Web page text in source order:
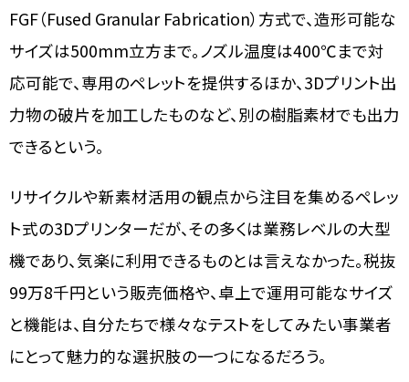
FGF（Fused Granular Fabrication）方式で、造形可能な
サイズは500mm立方まで。ノズル温度は400℃まで対
応可能で、専用のペレットを提供するほか、3Dプリント出
力物の破片を加工したものなど、別の樹脂素材でも出力
できるという。
リサイクルや新素材活用の観点から注目を集めるペレッ
ト式の3Dプリンターだが、その多くは業務レベルの大型
機であり、気楽に利用できるものとは言えなかった。税抜
99万8千円という販売価格や、卓上で運用可能なサイズ
と機能は、自分たちで様々なテストをしてみたい事業者
にとって魅力的な選択肢の一つになるだろう。